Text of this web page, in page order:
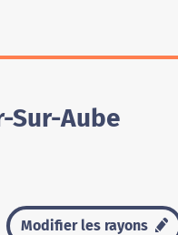
Sur-Aube
Modifier les rayons